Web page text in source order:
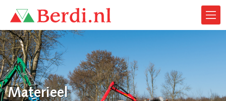
Materieel